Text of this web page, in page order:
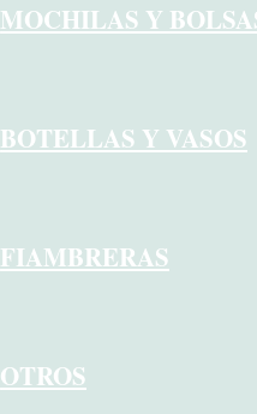
MOCHILAS Y
BOTELLAS Y VASOS
FIAMBRERAS
OTROS